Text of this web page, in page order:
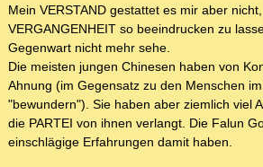
Mein VERSTAND gestattet es mir aber
VERGANGENHEIT so beeindrucken zu
Gegenwart nicht mehr sehe.
Die meisten jungen Chinesen haben von
Ahnung (im Gegensatz zu den Menschen
"bewundern"). Sie haben aber ziemlich viel
die PARTEI von ihnen verlangt. Die Falun
einschlägige Erfahrungen damit haben.